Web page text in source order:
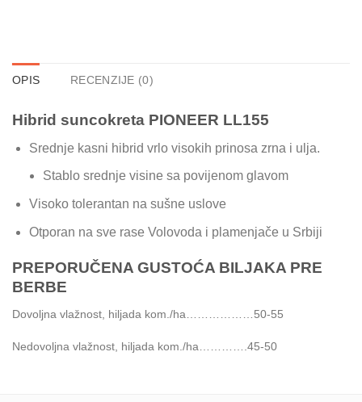
OPIS RECENZIJE (0)
Hibrid suncokreta PIONEER LL155
Srednje kasni hibrid vrlo visokih prinosa zrna i ulja.
Stablo srednje visine sa povijenom glavom
Visoko tolerantan na sušne uslove
Otporan na sve rase Volovoda i plamenjače u Srbiji
PREPORUČENA GUSTOĆA BILJAKA PRE
BERBE
Dovoljna vlažnost, hiljada kom./ha………………50-55
Nedovoljna vlažnost, hiljada kom./ha………….45-50